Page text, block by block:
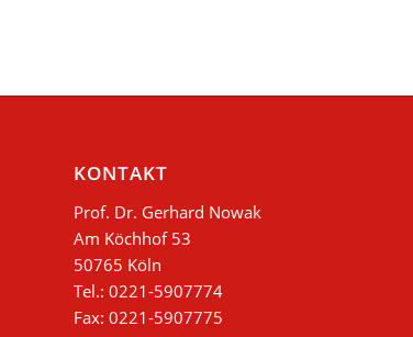
KONTAKT
Prof. Dr. Gerhard Nowak
Am Köchhof 53
50765 Köln
Tel.: 0221-5907774
Fax: 0221-5907775